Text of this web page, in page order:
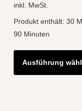
inkl. MwSt.
Produkt enthält: 30
90 Minuten
Ausführung